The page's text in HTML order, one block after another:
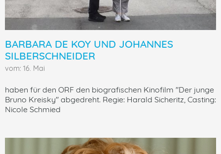
BARBARA DE KOY UND JOHANNES
SILBERSCHNEIDER
vom: 16. Mai
haben für den ORF den biografischen Kinofilm "Der junge
Bruno Kreisky" abgedreht. Regie: Harald Sicheritz, Casting:
Nicole Schmied